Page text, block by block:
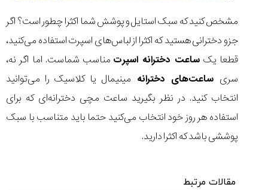
مشخص کنید که سبک استایل و پوشش شما اکثرا چطور است؟ اگر
جزو دخترانی هستید که اکثرا از لباس‌های اسپرت استفاده می‌کنید،
قطعا یک ساعت دخترانه اسپرت مناسب شماست. اما اگر نه،
سری ساعت‌های دخترانه مینیمال یا کلاسیک را می‌توانید
انتخاب کنید. در نظر بگیرید ساعت مچی دخترانه‌ای که برای
استفاده هر روز خود انتخاب می‌کنید حتما باید متناسب با سبک
پوششی باشد که اکثرا دارید.
مقالات مرتبط